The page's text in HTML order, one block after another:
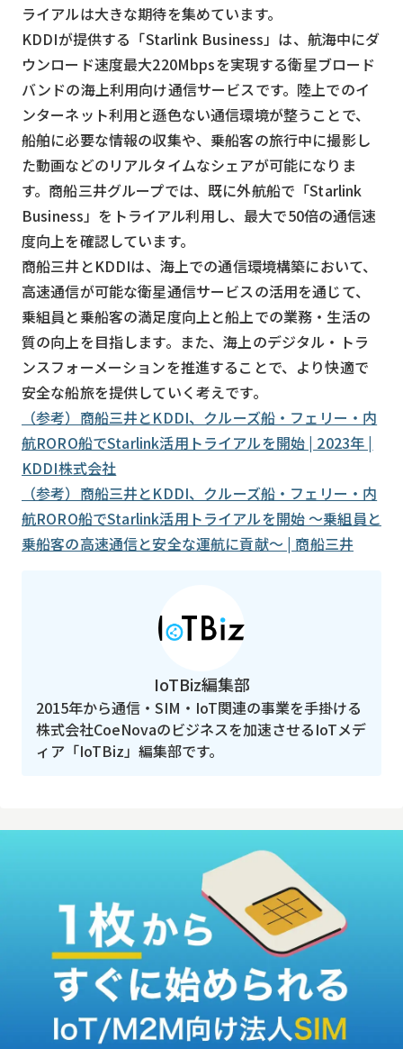
ライアルは大きな期待を集めています。
KDDIが提供する「Starlink Business」は、航海中にダ
ウンロード速度最大220Mbpsを実現する衛星ブロード
バンドの海上利用向け通信サービスです。陸上でのイ
ンターネット利用と遜色ない通信環境が整うことで、
船舶に必要な情報の収集や、乗船客の旅行中に撮影し
た動画などのリアルタイムなシェアが可能になりま
す。商船三井グループでは、既に外航船で「Starlink
Business」をトライアル利用し、最大で50倍の通信速
度向上を確認しています。
商船三井とKDDIは、海上での通信環境構築において、
高速通信が可能な衛星通信サービスの活用を通じて、
乗組員と乗船客の満足度向上と船上での業務・生活の
質の向上を目指します。また、海上のデジタル・トラ
ンスフォーメーションを推進することで、より快適で
安全な船旅を提供していく考えです。
（参考）商船三井とKDDI、クルーズ船・フェリー・内
航RORO船でStarlink活用トライアルを開始 | 2023年 |
KDDI株式会社
（参考）商船三井とKDDI、クルーズ船・フェリー・内
航RORO船でStarlink活用トライアルを開始 ～乗組員と
乗船客の高速通信と安全な運航に貢献～ | 商船三井
IoTBiz編集部
2015年から通信・SIM・IoT関連の事業を手掛ける
株式会社CoeNovaのビジネスを加速させるIoTメデ
ィア「IoTBiz」編集部です。